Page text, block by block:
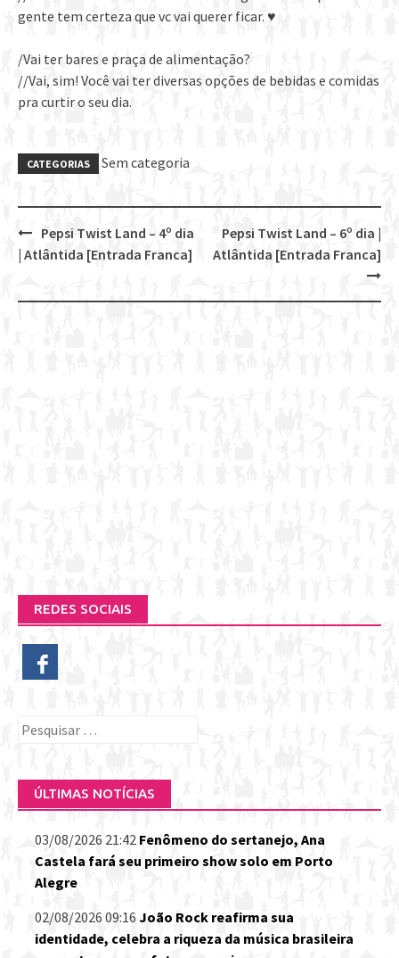
gente tem certeza que vc vai querer ficar. ♥
/Vai ter bares e praça de alimentação?
//Vai, sim! Você vai ter diversas opções de bebidas e comidas
pra curtir o seu dia.
CATEGORIAS Sem categoria
Post
Pepsi Twist Land – 6º dia |
Atlântida [Entrada Franca]
Pepsi Twist Land – 4º dia
| Atlântida [Entrada Franca]
REDES SOCIAIS
Pesquisar
ÚLTIMAS NOTÍCIAS
03/08/2026 21:42 Fenômeno do sertanejo, Ana
Castela fará seu primeiro show solo em Porto
Alegre
02/08/2026 09:16 João Rock reafirma sua
identidade, celebra a riqueza da música brasileira